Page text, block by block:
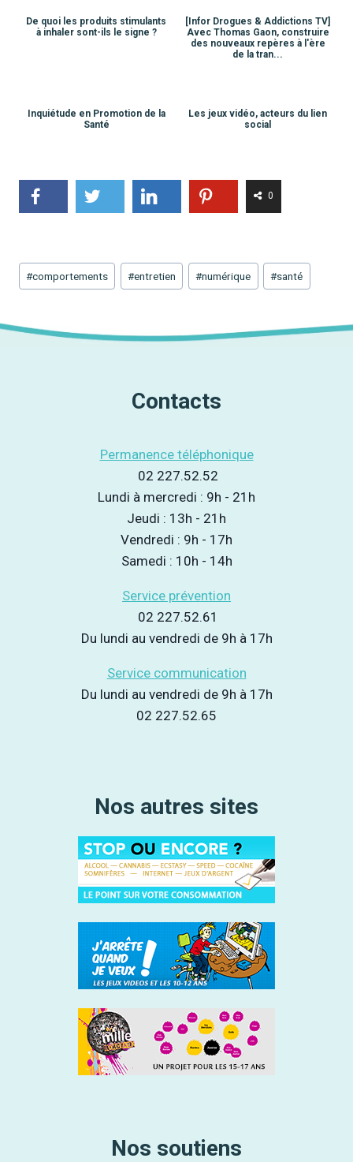
De quoi les produits stimulants
à inhaler sont-ils le signe ?
[Infor Drogues & Addictions TV]
Avec Thomas Gaon, construire
des nouveaux repères à l'ère
de la tran...
Inquiétude en Promotion de la
Santé
Les jeux vidéo, acteurs du lien
social
0
Étiquettes
de
publication :
#comportements #entretien #numérique #santé
Contacts
Permanence téléphonique
02 227.52.52
Lundi à mercredi : 9h - 21h
Jeudi : 13h - 21h
Vendredi : 9h - 17h
Samedi : 10h - 14h
Service prévention
02 227.52.61
Du lundi au vendredi de 9h à 17h
Service communication
Du lundi au vendredi de 9h à 17h
02 227.52.65
Nos autres sites
Nos soutiens